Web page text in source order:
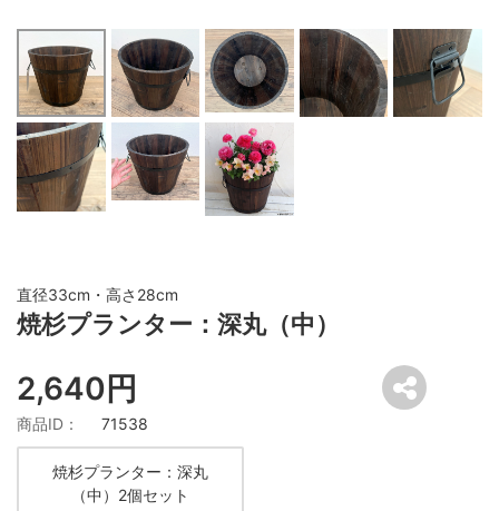
直径33cm・高さ28cm
焼杉プランター：深丸（中）
2,640円
商品ID： 71538
焼杉プランター：深丸
（中）2個セット